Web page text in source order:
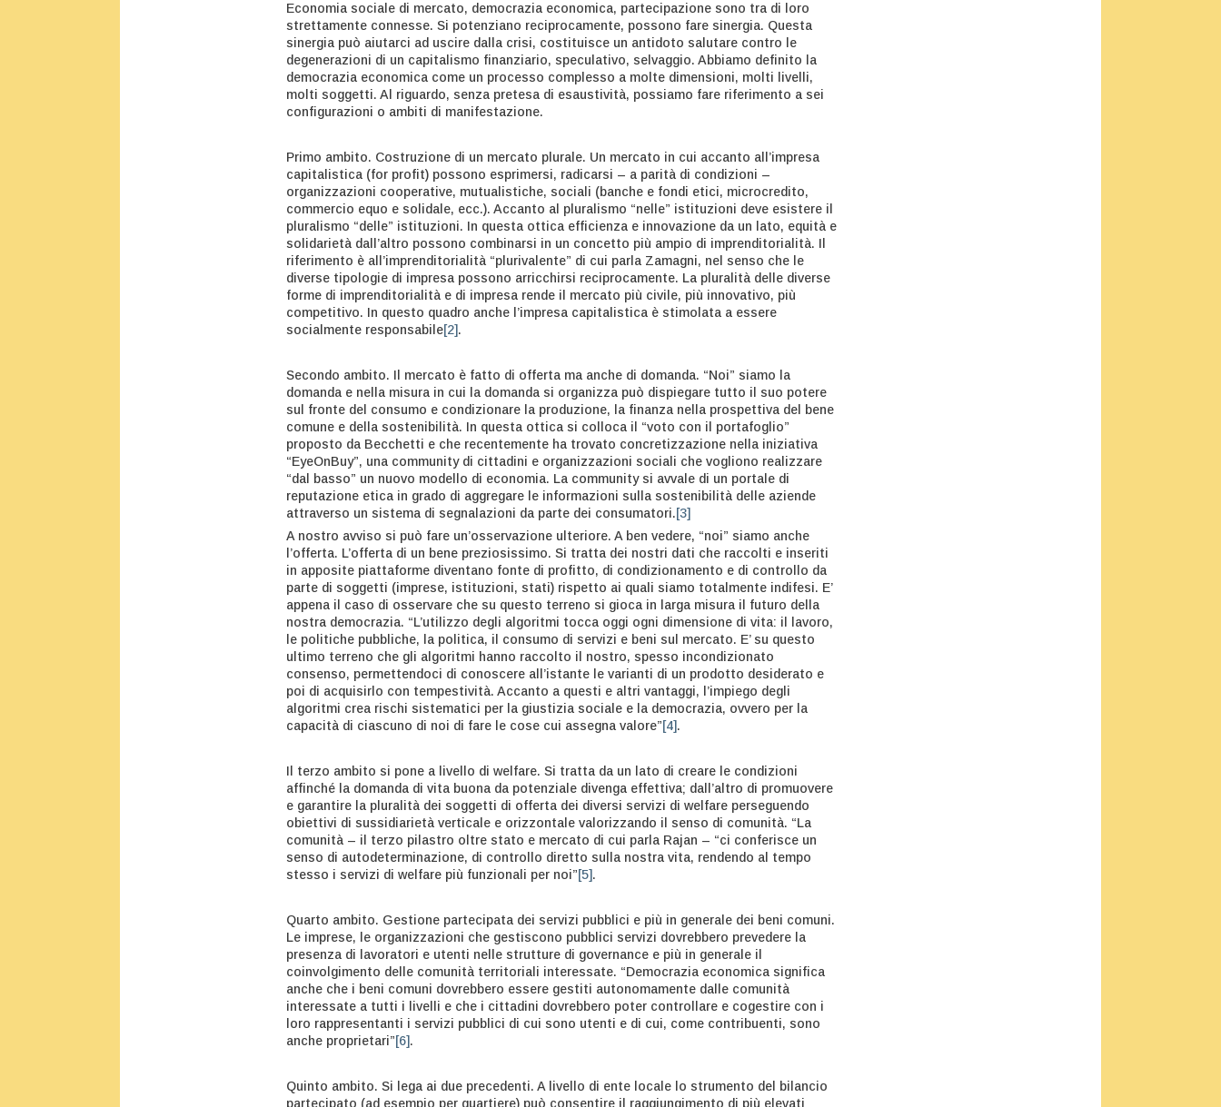
Economia sociale di mercato, democrazia economica, partecipazione sono tra di loro
strettamente connesse. Si potenziano reciprocamente, possono fare sinergia. Questa
sinergia può aiutarci ad uscire dalla crisi, costituisce un antidoto salutare contro le
degenerazioni di un capitalismo finanziario, speculativo, selvaggio. Abbiamo definito la
democrazia economica come un processo complesso a molte dimensioni, molti livelli,
molti soggetti. Al riguardo, senza pretesa di esaustività, possiamo fare riferimento a sei
configurazioni o ambiti di manifestazione.
Primo ambito. Costruzione di un mercato plurale. Un mercato in cui accanto all’impresa
capitalistica (for profit) possono esprimersi, radicarsi – a parità di condizioni –
organizzazioni cooperative, mutualistiche, sociali (banche e fondi etici, microcredito,
commercio equo e solidale, ecc.). Accanto al pluralismo “nelle” istituzioni deve esistere il
pluralismo “delle” istituzioni. In questa ottica efficienza e innovazione da un lato, equità e
solidarietà dall’altro possono combinarsi in un concetto più ampio di imprenditorialità. Il
riferimento è all’imprenditorialità “plurivalente” di cui parla Zamagni, nel senso che le
diverse tipologie di impresa possono arricchirsi reciprocamente. La pluralità delle diverse
forme di imprenditorialità e di impresa rende il mercato più civile, più innovativo, più
competitivo. In questo quadro anche l’impresa capitalistica è stimolata a essere
socialmente responsabile[2].
Secondo ambito. Il mercato è fatto di offerta ma anche di domanda. “Noi” siamo la
domanda e nella misura in cui la domanda si organizza può dispiegare tutto il suo potere
sul fronte del consumo e condizionare la produzione, la finanza nella prospettiva del bene
comune e della sostenibilità. In questa ottica si colloca il “voto con il portafoglio”
proposto da Becchetti e che recentemente ha trovato concretizzazione nella iniziativa
“EyeOnBuy”, una community di cittadini e organizzazioni sociali che vogliono realizzare
“dal basso” un nuovo modello di economia. La community si avvale di un portale di
reputazione etica in grado di aggregare le informazioni sulla sostenibilità delle aziende
attraverso un sistema di segnalazioni da parte dei consumatori.[3]
A nostro avviso si può fare un’osservazione ulteriore. A ben vedere, “noi” siamo anche
l’offerta. L’offerta di un bene preziosissimo. Si tratta dei nostri dati che raccolti e inseriti
in apposite piattaforme diventano fonte di profitto, di condizionamento e di controllo da
parte di soggetti (imprese, istituzioni, stati) rispetto ai quali siamo totalmente indifesi. E’
appena il caso di osservare che su questo terreno si gioca in larga misura il futuro della
nostra democrazia. “L’utilizzo degli algoritmi tocca oggi ogni dimensione di vita: il lavoro,
le politiche pubbliche, la politica, il consumo di servizi e beni sul mercato. E’ su questo
ultimo terreno che gli algoritmi hanno raccolto il nostro, spesso incondizionato
consenso, permettendoci di conoscere all’istante le varianti di un prodotto desiderato e
poi di acquisirlo con tempestività. Accanto a questi e altri vantaggi, l’impiego degli
algoritmi crea rischi sistematici per la giustizia sociale e la democrazia, ovvero per la
capacità di ciascuno di noi di fare le cose cui assegna valore”[4].
Il terzo ambito si pone a livello di welfare. Si tratta da un lato di creare le condizioni
affinché la domanda di vita buona da potenziale divenga effettiva; dall’altro di promuovere
e garantire la pluralità dei soggetti di offerta dei diversi servizi di welfare perseguendo
obiettivi di sussidiarietà verticale e orizzontale valorizzando il senso di comunità. “La
comunità – il terzo pilastro oltre stato e mercato di cui parla Rajan – “ci conferisce un
senso di autodeterminazione, di controllo diretto sulla nostra vita, rendendo al tempo
stesso i servizi di welfare più funzionali per noi”[5].
Quarto ambito. Gestione partecipata dei servizi pubblici e più in generale dei beni comuni.
Le imprese, le organizzazioni che gestiscono pubblici servizi dovrebbero prevedere la
presenza di lavoratori e utenti nelle strutture di governance e più in generale il
coinvolgimento delle comunità territoriali interessate. “Democrazia economica significa
anche che i beni comuni dovrebbero essere gestiti autonomamente dalle comunità
interessate a tutti i livelli e che i cittadini dovrebbero poter controllare e cogestire con i
loro rappresentanti i servizi pubblici di cui sono utenti e di cui, come contribuenti, sono
anche proprietari”[6].
Quinto ambito. Si lega ai due precedenti. A livello di ente locale lo strumento del bilancio
partecipato (ad esempio per quartiere) può consentire il raggiungimento di più elevati